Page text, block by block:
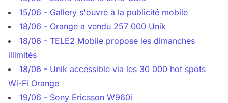
15/06 - Gallery s'ouvre à la publicité mobile
18/06 - Orange a vendu 257 000 Unik
18/06 - TELE2 Mobile propose les dimanches
illimités
18/06 - Unik accessible via les 30 000 hot spots
Wi-Fi Orange
19/06 - Sony Ericsson W960i